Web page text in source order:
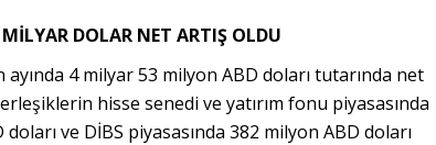
MİLYAR DOLAR NET ARTIŞ OLDU
ayında 4 milyar 53 milyon ABD doları tutarında net
hisse senedi ve yatırım fonu piyasasında
ve DİBS piyasasında 382 milyon ABD doları